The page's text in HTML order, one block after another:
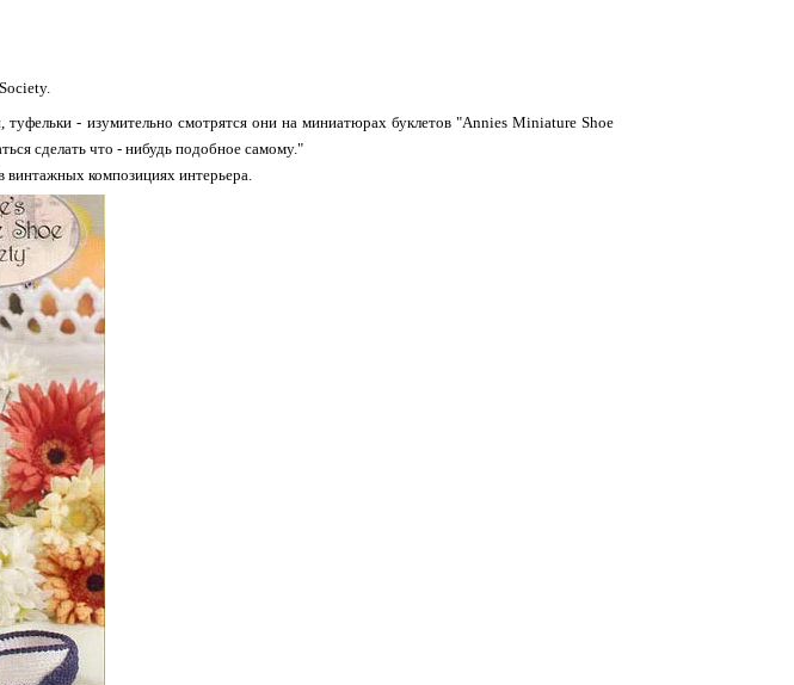
- изумительно смотрятся они на миниатюрах буклетов "Annies Miniature Shoe
сделать что - нибудь подобное самому."
композициях интерьера.